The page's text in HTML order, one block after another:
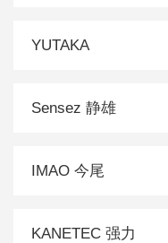
YUTAKA
Sensez 静雄
IMAO 今尾
KANETEC 强力